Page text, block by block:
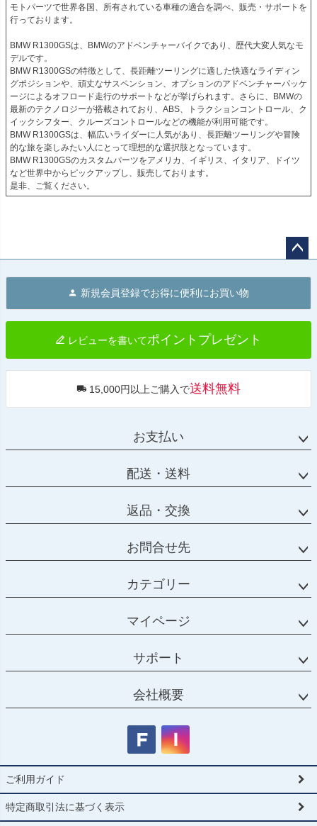
モトパーツで世界各国、所有されている車種の適合を調べ、販売・サポートを
行っております。
BMW R1300GSは、BMWのアドベンチャーバイクであり、歴代大変人気なモ
デルです。
BMW R1300GSの特徴として、長距離ツーリングに適した快適なライディン
グポジションや、頑丈なサスペンション、オプションのアドベンチャーパッケ
ージによるオフロード走行のサポートなどが挙げられます。さらに、BMWの
最新のテクノロジーが搭載されており、ABS、トラクションコントロール、ク
イックシフター、クルーズコントロールなどの機能が利用可能です。
BMW R1300GSは、幅広いライダーに人気があり、長距離ツーリングや冒険
的な旅を楽しみたい人にとって理想的な選択肢となっています。
BMW R1300GSのカスタムパーツをアメリカ、イギリス、イタリア、ドイツ
など世界中からピックアップし、販売しております。
是非、ご覧ください。
へ
新規会員登録でお得に便利にお買い物
レビューを書いてポイントプレゼント
15,000円以上ご購入で送料無料
お支払い
配送・送料
返品・交換
お問合せ先
カテゴリー
マイページ
サポート
会社概要
ご利用ガイド
特定商取引法に基づく表示